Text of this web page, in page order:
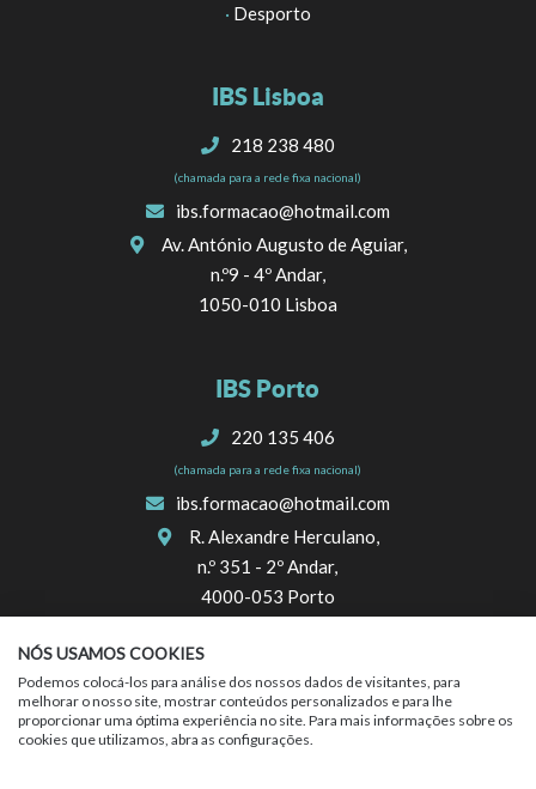
· Desporto
IBS Lisboa
218 238 480
(chamada para a rede fixa nacional)
ibs.formacao@hotmail.com
Av. António Augusto de Aguiar,
n.º9 - 4º Andar,
1050-010 Lisboa
IBS Porto
220 135 406
(chamada para a rede fixa nacional)
ibs.formacao@hotmail.com
R. Alexandre Herculano,
n.º 351 - 2º Andar,
4000-053 Porto
NÓS USAMOS COOKIES
Podemos colocá-los para análise dos nossos dados de visitantes, para
melhorar o nosso site, mostrar conteúdos personalizados e para lhe
proporcionar uma óptima experiência no site. Para mais informações sobre os
cookies que utilizamos, abra as configurações.